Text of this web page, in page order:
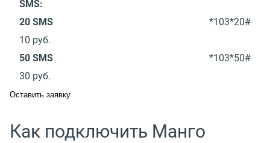
SMS:
20 SMS
*103*20#
10 руб.
50 SMS
*103*50#
30 руб.
Оставить заявку
Как подключить Манго